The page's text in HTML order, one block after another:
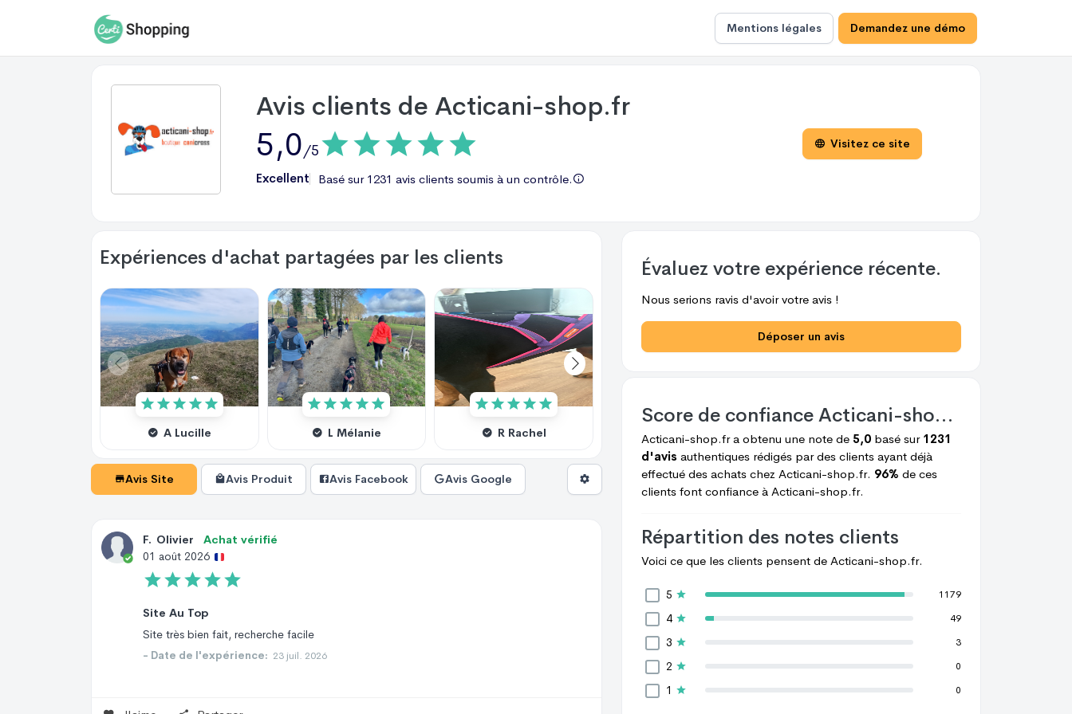
Mentions légales Demandez une démo
Avis clients de Acticani-shop.fr
5,0/5
Excellent Basé sur 1231 avis clients soumis à un contrôle.
Visitez ce site
Expériences d'achat partagées par les clients
A Lucille L Mélanie R Rachel M Cecile D Eloise
Avis Site Avis Produit Avis Facebook Avis Google
F. Olivier
Achat vérifié
01 août 2026
Site Au Top
Site très bien fait, recherche facile
- Date de l'expérience: 23 juil. 2026
Évaluez votre expérience récente.
Nous serions ravis d'avoir votre avis !
Déposer un avis
Score de confiance Acticani-shop.fr
Acticani-shop.fra obtenu une note de 5,0 basé sur 1231
d'avis authentiques rédigés par des clients ayant déjà
effectué des achats chez Acticani-shop.fr. 96% de ces
clients font confiance à Acticani-shop.fr.
Répartition des notes clients
Voici ce que les clients pensent de Acticani-shop.fr.
5 1179
4 49
3 3
2 0
1 0